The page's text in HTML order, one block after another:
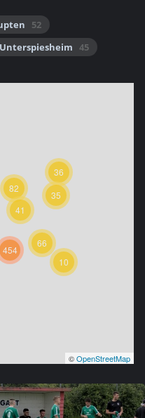
52
45
10
35
36
41
82
66
454
©OpenStreetMap